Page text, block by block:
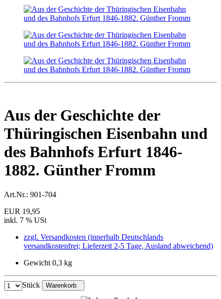
Aus der Geschichte der
Thüringischen Eisenbahn und
des Bahnhofs Erfurt 1846-
1882. Günther Fromm
Art.Nr.: 901-704
EUR 19,95
inkl. 7 % USt
zzgl. Versandkosten (innerhalb Deutschlands
versandkostenfrei; Lieferzeit 2-5 Tage, Ausland abweichend)
Gewicht 0,3 kg
Stück Warenkorb